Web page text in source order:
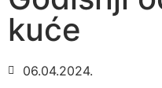
kuće
06.04.2024.